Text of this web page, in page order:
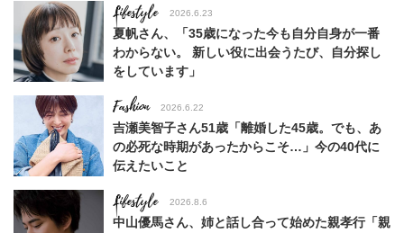
Lifestyle 2026.6.23
夏帆さん、「35歳になった今も自分自身が一番
わからない。 新しい役に出会うたび、自分探し
をしています」
Fashion 2026.6.22
吉瀬美智子さん51歳「離婚した45歳。でも、あ
の必死な時期があったからこそ…」今の40代に
伝えたいこと
Lifestyle 2026.8.6
中山優馬さん、姉と話し合って始めた親孝行「親